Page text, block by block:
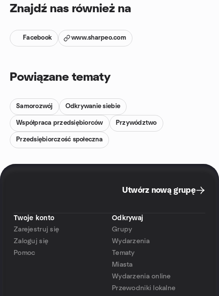
Znajdź nas również na
Facebook www.sharpeo.com
Powiązane tematy
Samorozwój Odkrywanie siebie
Współpraca przedsiębiorców Przywództwo
Przedsiębiorczość społeczna
Utwórz nową grupę
Twoje konto
Zarejestruj się
Zaloguj się
Pomoc
Odkrywaj
Grupy
Wydarzenia
Tematy
Miasta
Wydarzenia online
Przewodniki lokalne